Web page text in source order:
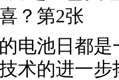
电池日都
术的进一